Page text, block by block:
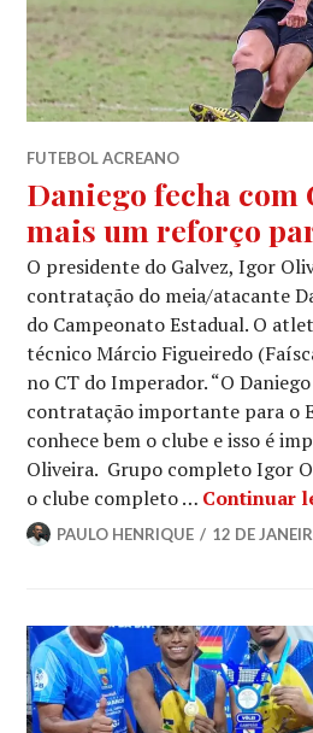
FUTEBOL ACREANO
Daniego fecha com
mais um reforço
O presidente do Galvez, Igor
contratação do meia/atacante
do Campeonato Estadual. O
técnico Márcio Figueiredo
no CT do Imperador. “O
contratação importante para o
conhece bem o clube e isso é
Oliveira. Grupo completo Igor
o clube completo … Continuar
PAULO HENRIQUE 12 DE